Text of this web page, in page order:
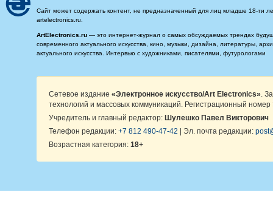
Сайт может содержать контент, не предназначенный для лиц младше 18-ти
artelectronics.ru.
ArtElectronics.ru — это интернет-журнал о самых обсуждаемых трендах
современного актуального искусства, кино, музыки, дизайна, литературы,
актуального искусства. Интервью с художниками, писателями, футурологами
Сетевое издание «Электронное искусство/Art Electronics» .
технологий и массовых коммуникаций. Регистрационный
Учредитель и главный редактор: Шулешко Павел Викторович
Телефон редакции: +7 812 490-47-42 | Эл. почта редакции:
Возрастная категория: 18+